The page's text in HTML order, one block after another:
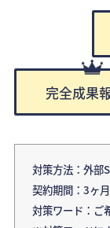
完全成果
対策方法：外部
契約期間：3ヶ月
対策ワード：ご